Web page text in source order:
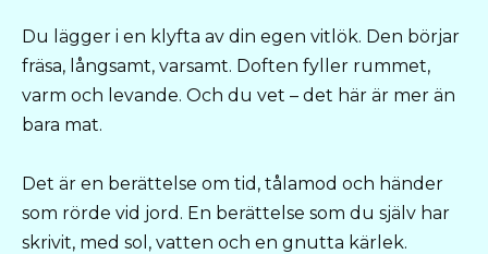
Du lägger i en klyfta av din egen vitlök. Den börjar
fräsa, långsamt, varsamt. Doften fyller rummet,
varm och levande. Och du vet – det här är mer än
bara mat.
Det är en berättelse om tid, tålamod och händer
som rörde vid jord. En berättelse som du själv har
skrivit, med sol, vatten och en gnutta kärlek.